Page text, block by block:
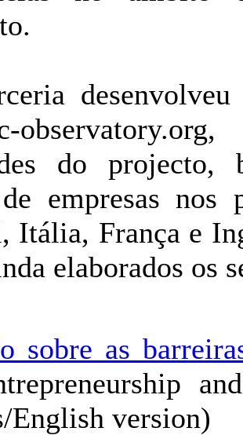
do projecto,
empresas nos
Itália, França e
elaborados os
sobre as
English version)